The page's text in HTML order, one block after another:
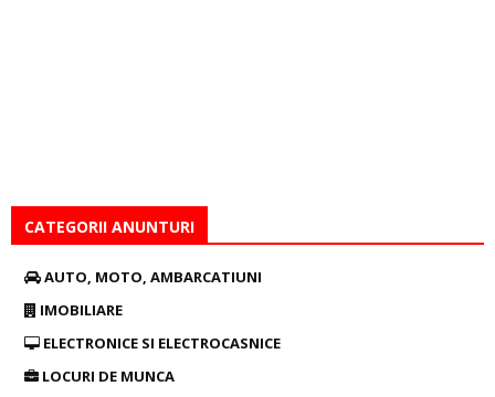
CATEGORII ANUNTURI
AUTO, MOTO, AMBARCATIUNI
IMOBILIARE
ELECTRONICE SI ELECTROCASNICE
LOCURI DE MUNCA